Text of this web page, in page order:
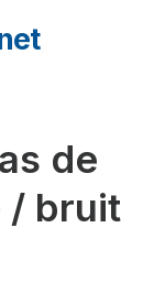
de
/ bruit